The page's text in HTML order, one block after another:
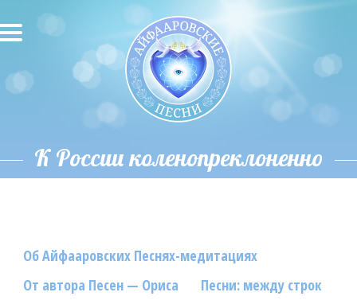
О песнях
Исполнители
Новости
К России коленопреклоненно
Об Айфааровских Песнях-медитациях
От автора Песен — Ориса
Песни: между строк